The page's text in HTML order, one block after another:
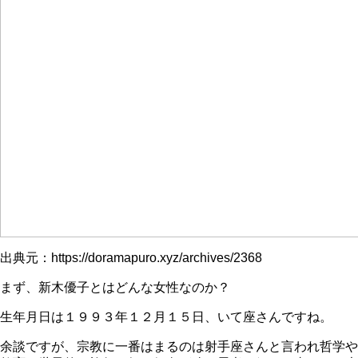
出典元：https://doramapuro.xyz/archives/2368
まず、新木優子とはどんな女性なのか？
生年月日は１９９３年１２月１５日、いて座さんですね。
余談ですが、宗教に一番はまるのは射手座さんと言われ哲学や